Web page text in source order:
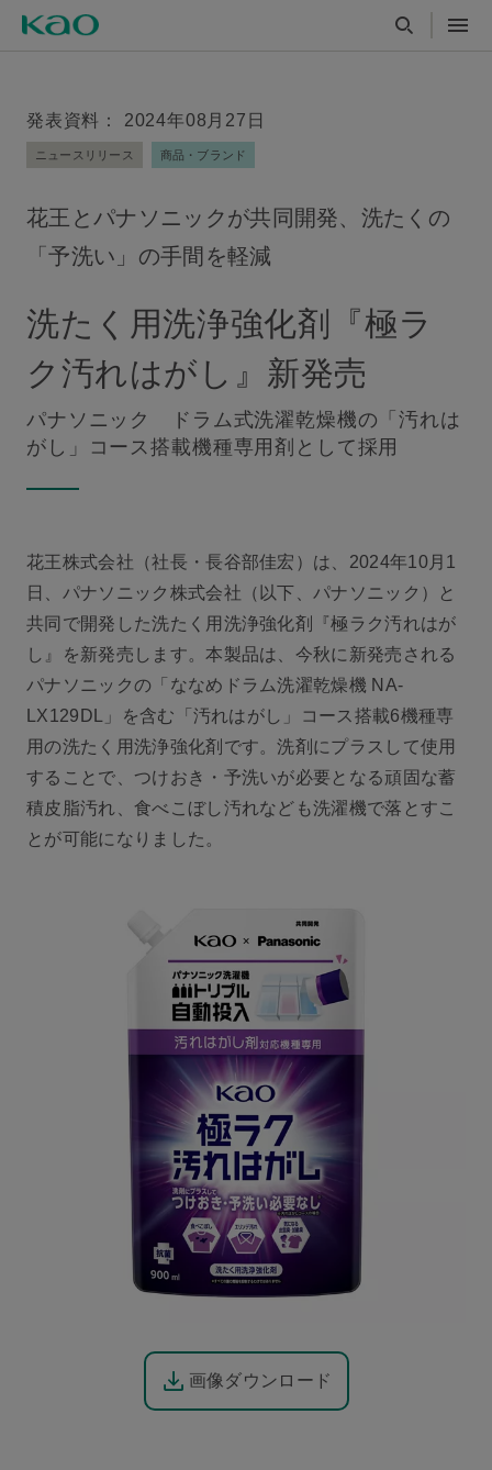
発表資料： 2024年08月27日
ニュースリリース 商品・ブランド
花王とパナソニックが共同開発、洗たくの
「予洗い」の手間を軽減
洗たく用洗浄強化剤『極ラ
ク汚れはがし』新発売
パナソニック ドラム式洗濯乾燥機の「汚れは
がし」コース搭載機種専用剤として採用
花王株式会社（社長・長谷部佳宏）は、2024年10月1
日、パナソニック株式会社（以下、パナソニック）と
共同で開発した洗たく用洗浄強化剤
『極ラク汚れはが
し』
を新発売します。本製品は、今秋に新発売される
パナソニックの「ななめドラム洗濯乾燥機 NA-
LX129DL」を含む「汚れはがし」コース搭載6機種専
用の洗たく用洗浄強化剤です。洗剤にプラスして使用
することで、つけおき・予洗いが必要となる頑固な蓄
積皮脂汚れ、食べこぼし汚れなども洗濯機で落とすこ
とが可能になりました。
画像ダウンロード